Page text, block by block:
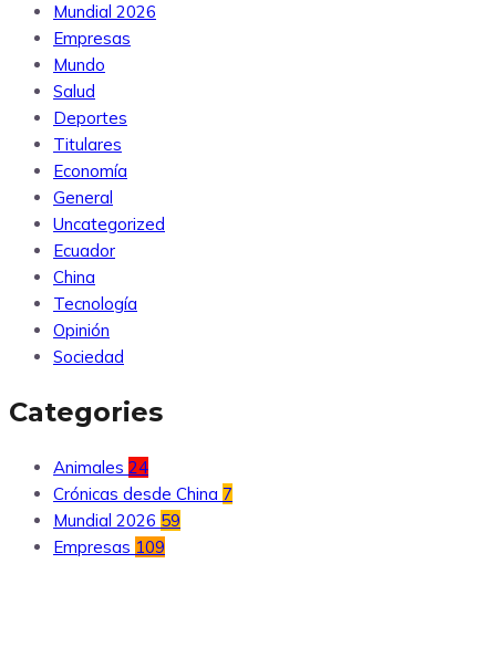
Mundial 2026
Empresas
Mundo
Salud
Deportes
Titulares
Economía
General
Uncategorized
Ecuador
China
Tecnología
Opinión
Sociedad
Categories
Animales 24
Crónicas desde China 7
Mundial 2026 59
Empresas 109